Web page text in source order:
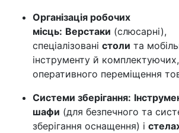
Організація робочих
місць: Верстаки (слюсарні),
спеціалізовані столи та
інструменту й
оперативного переміщення
Системи зберігання:
шафи (для безпечного та
зберігання оснащення) і